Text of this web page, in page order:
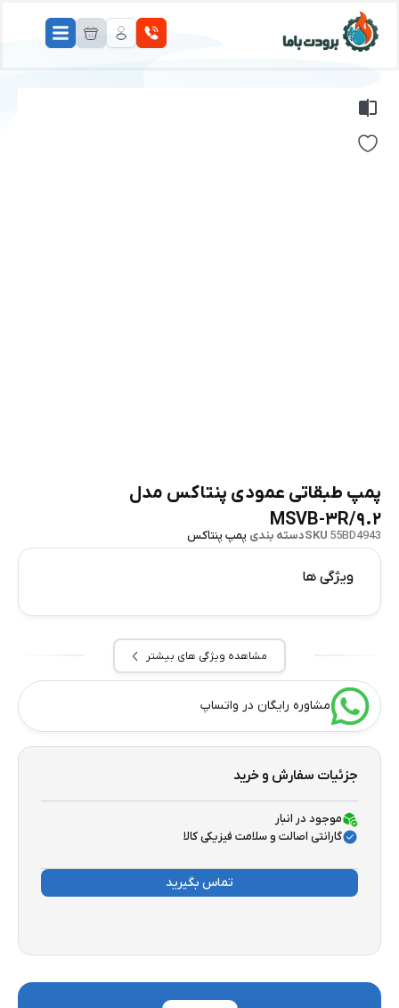
پمپ طبقاتی عمودی پنتاکس مدل
MSVB-۳R/۹.۲
SKU 55BD4943 دسته بندی پمپ پنتاکس
ویژگی ها
مشاهده ویژگی های بیشتر
مشاوره رایگان در واتساپ
جزئیات سفارش و خرید
موجود در انبار
گارانتی اصالت و سلامت فیزیکی کالا
تماس بگیرید